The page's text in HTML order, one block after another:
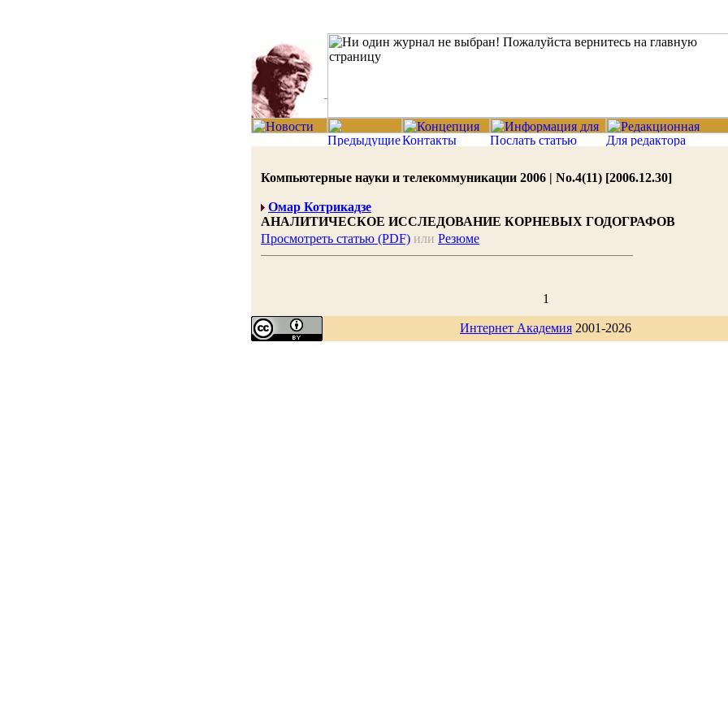
Компьютерные науки и телекоммуникации 2006 | No.4(11) [2006.12.30]
Омар Котрикадзе
АНАЛИТИЧЕСКОЕ ИССЛЕДОВАНИЕ КОРНЕВЫХ ГОДОГРАФОВ
Просмотреть статью (PDF) или Резюме
1
Интернет Академия 2001-2026